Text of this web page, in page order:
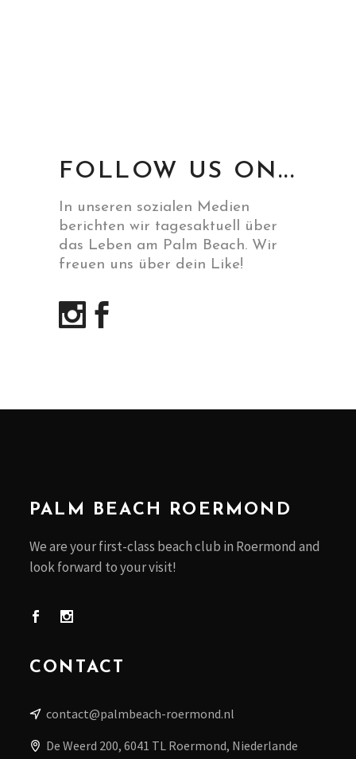
FOLLOW US ON...
In unseren sozialen Medien
berichten wir tagesaktuell über
das Leben am Palm Beach. Wir
freuen uns über dein Like!
PALM BEACH ROERMOND
We are your first-class beach club in Roermond and
look forward to your visit!
CONTACT
contact@palmbeach-roermond.nl
De Weerd 200, 6041 TL Roermond, Niederlande